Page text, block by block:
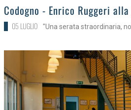
>
Codogno - Enrico Ruggeri
05 LUGLIO "Una serata straordinaria,